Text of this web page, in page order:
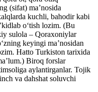
(sifat) ma’nosida
kuchli, bahodir kabi
o‘tish lozim. (Bu
sulola – Qoraxoniylar
keyingi ma’nosidan
Hatto Turkiston tarixida
Biroq forslar
aylantirganlar. Tojik
va dahshat soluvchi